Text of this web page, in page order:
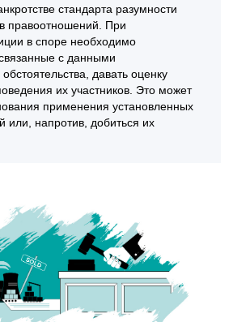
стандарта разумности
правоотношений. При
в споре необходимо
с данными
давать оценку
их участников. Это может
применения установленных
или, напротив, добиться их